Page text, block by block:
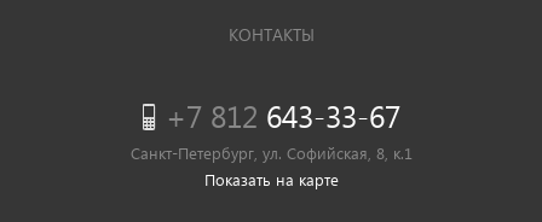
КОНТАКТЫ
+7 812 643-33-67
Санкт-Петербург, ул. Софийская, 8, к.1
Показать на карте